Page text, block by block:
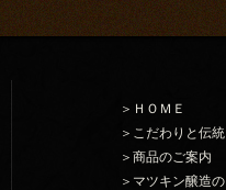
＞ＨＯＭＥ
＞こだわりと伝統
＞商品のご案内
＞マツキン醸造